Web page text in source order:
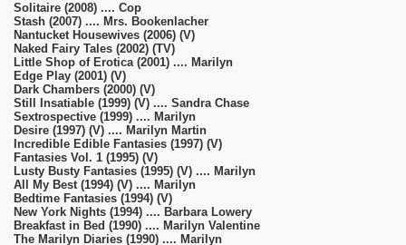
Solitaire (2008) .... Cop
Stash (2007) .... Mrs. Bookenlacher
Nantucket Housewives (2006) (V)
Naked Fairy Tales (2002) (TV)
Little Shop of Erotica (2001) .... Marilyn
Edge Play (2001) (V)
Dark Chambers (2000) (V)
Still Insatiable (1999) (V) .... Sandra Chase
Sextrospective (1999) .... Marilyn
Desire (1997) (V) .... Marilyn Martin
Incredible Edible Fantasies (1997) (V)
Fantasies Vol. 1 (1995) (V)
Lusty Busty Fantasies (1995) (V) .... Marilyn
All My Best (1994) (V) .... Marilyn
Bedtime Fantasies (1994) (V)
New York Nights (1994) .... Barbara Lowery
Breakfast in Bed (1990) .... Marilyn Valentine
The Marilyn Diaries (1990) .... Marilyn